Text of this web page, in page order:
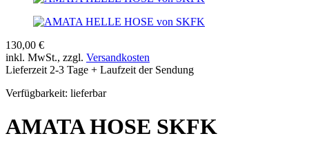
130,00 €
inkl. MwSt., zzgl. Versandkosten
Lieferzeit 2-3 Tage + Laufzeit der Sendung
Verfügbarkeit: lieferbar
AMATA HOSE SKFK